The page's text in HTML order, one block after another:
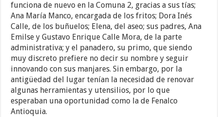
funciona de nuevo en la Comuna 2, gracias a sus tías;
Ana María Manco, encargada de los fritos; Dora Inés
Calle, de los buñuelos; Elena, del aseo; sus padres, Ana
Emilse y Gustavo Enrique Calle Mora, de la parte
administrativa; y el panadero, su primo, que siendo
muy discreto prefiere no decir su nombre y seguir
innovando con sus manjares. Sin embargo, por la
antigüedad del lugar tenían la necesidad de renovar
algunas herramientas y utensilios, por lo que
esperaban una oportunidad como la de Fenalco
Antioquia.